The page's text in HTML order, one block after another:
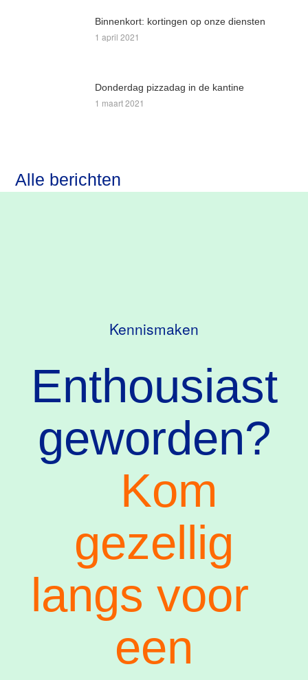
Binnenkort: kortingen op onze diensten
1 april 2021
Donderdag pizzadag in de kantine
1 maart 2021
Alle berichten
Kennismaken
Enthousiast
geworden?
Kom
gezellig
langs voor
een